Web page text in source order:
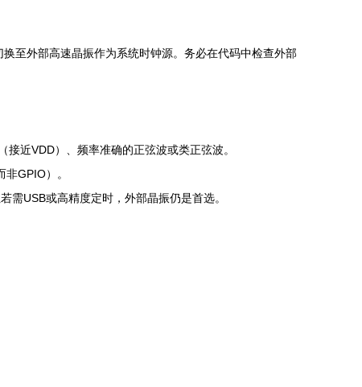
至外部高速晶振作为系统时钟源。务必在代码中检查外部
近VDD）、频率准确的正弦波或类正弦波。
GPIO）。
需USB或高精度定时，外部晶振仍是首选。